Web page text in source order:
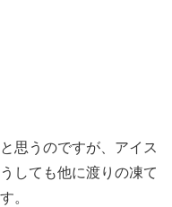
思うのですが、アイス
しても他に渡りの凍て
。